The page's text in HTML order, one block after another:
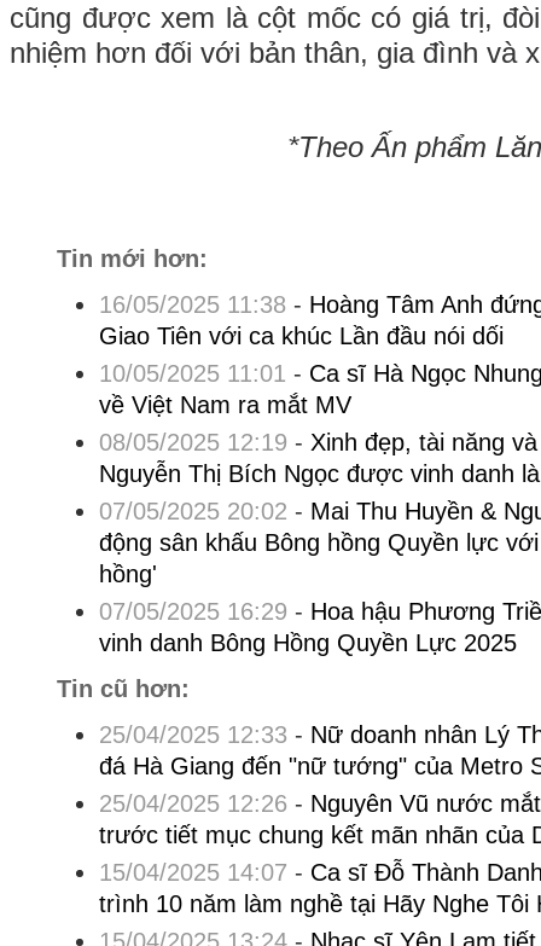
cũng được xem là cột mốc có giá trị,
nhiệm hơn đối với bản thân, gia đình và
*Theo Ấn phẩm
Tin mới hơn:
16/05/2025 11:38 - Hoàng Tâm Anh
Giao Tiên với ca khúc Lần đầu nói dối
10/05/2025 11:01 - Ca sĩ Hà Ngọc
về Việt Nam ra mắt MV
08/05/2025 12:19 - Xinh đẹp, tài năng
Nguyễn Thị Bích Ngọc được vinh danh
07/05/2025 20:02 - Mai Thu Huyền &
động sân khấu Bông hồng Quyền lực
hồng'
07/05/2025 16:29 - Hoa hậu Phương
vinh danh Bông Hồng Quyền Lực 2025
Tin cũ hơn:
25/04/2025 12:33 - Nữ doanh nhân Lý
đá Hà Giang đến "nữ tướng" của Metro
25/04/2025 12:26 - Nguyên Vũ nước
trước tiết mục chung kết mãn nhãn của
15/04/2025 14:07 - Ca sĩ Đỗ Thành
trình 10 năm làm nghề tại Hãy Nghe Tôi